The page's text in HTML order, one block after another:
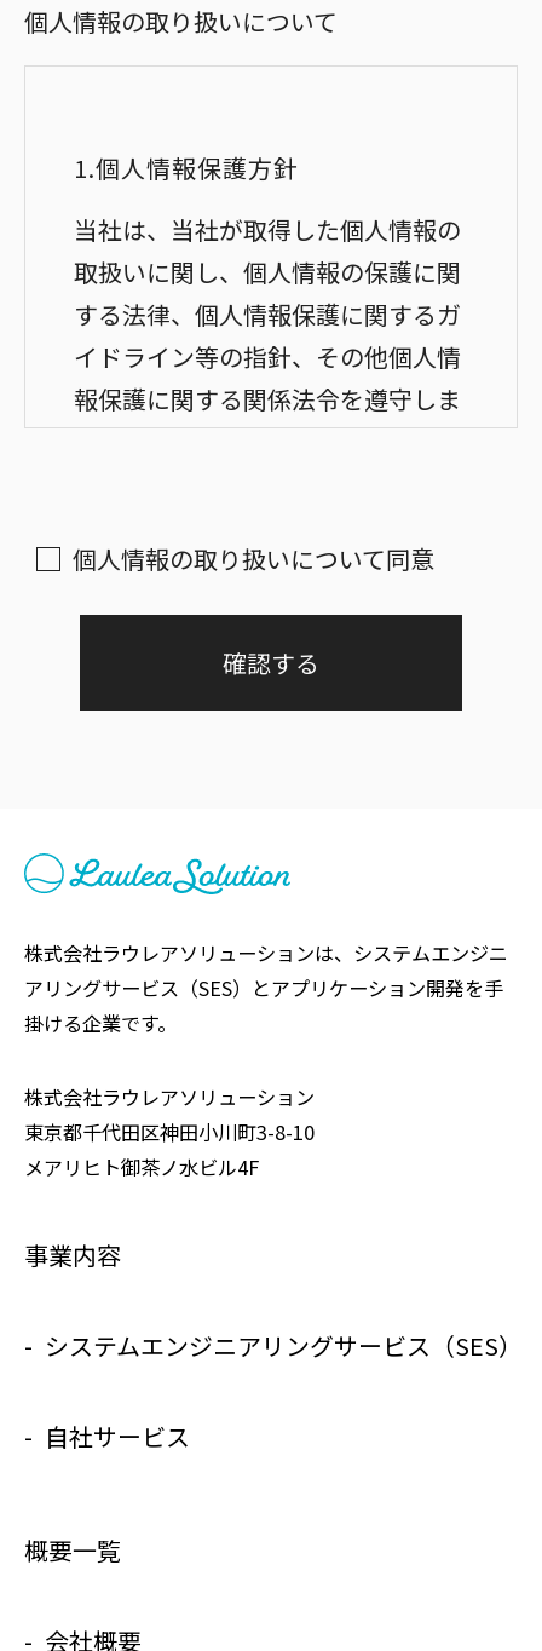
個人情報の取り扱いについて
1.個人情報保護方針
当社は、当社が取得した個人情報の
取扱いに関し、個人情報の保護に関
する法律、個人情報保護に関するガ
イドライン等の指針、その他個人情
報保護に関する関係法令を遵守しま
切な対策を実施し、当社の取り扱う
個人情報の漏えい、滅失又はき損の
当社による個人情報の取得、利用、
提供については、以下の事項を遵守
当社は、当社が管理する
lausol.com（以下「本サイト」とい
本サイトの一般利用者（以下「ユー
合せ」「採用情報/エントリー」に
ます。
ついて、法令に定める場合又は本人
める利用目的の達成に必要な範囲を
個人情報の取り扱いについて同意
株式会社ラウレアソリューションは、システムエンジニ
アリングサービス（SES）とアプリケーション開発を手
掛ける企業です。
株式会社ラウレアソリューション
東京都千代田区神田小川町3-8-10
メアリヒト御茶ノ水ビル4F
事業内容
システムエンジニアリングサービス（SES）
自社サービス
概要一覧
会社概要